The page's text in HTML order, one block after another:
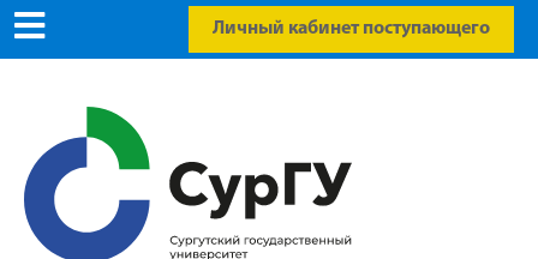
Личный кабинет поступающего